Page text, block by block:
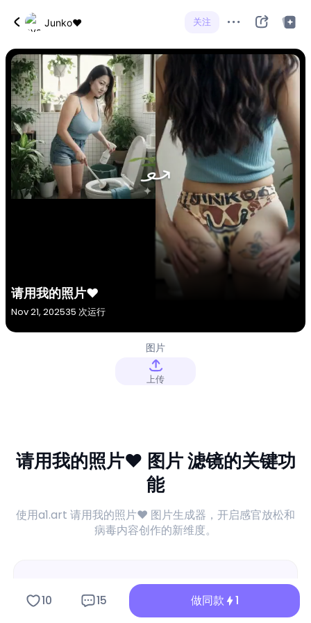
Junko♥ 关注
请用我的照片♥
Nov 21, 202535 次运行
图片
上传
请用我的照片♥ 图片 滤镜的关键功
能
使用a1.art 请用我的照片♥ 图片生成器，开启感官放松和
病毒内容创作的新维度。
10 15 做同款 1